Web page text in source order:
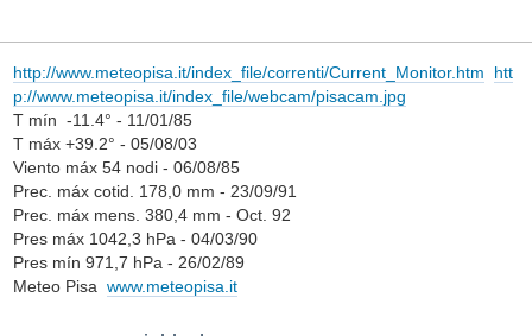
http://www.meteopisa.it/index_file/correnti/Current_Monitor.htm
htt
p://www.meteopisa.it/index_file/webcam/pisacam.jpg
T mín -11.4° - 11/01/85
T máx +39.2° - 05/08/03
Viento máx 54 nodi - 06/08/85
Prec. máx cotid. 178,0 mm - 23/09/91
Prec. máx mens. 380,4 mm - Oct. 92
Pres máx 1042,3 hPa - 04/03/90
Pres mín 971,7 hPa - 26/02/89
Meteo Pisa www.meteopisa.it